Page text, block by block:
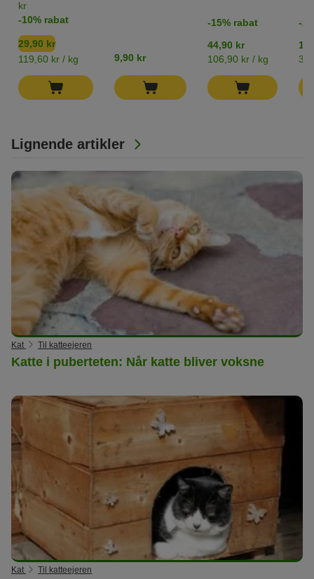
Lignende artikler
Kat Til katteejeren
Katte i puberteten: Når katte bliver voksne
Kat Til katteejeren
kr
-10% rabat
29,90 kr
119,60 kr / kg
9,90 kr
-15% rabat
44,90 kr
106,90 kr / kg
-